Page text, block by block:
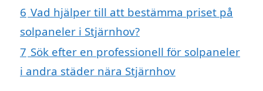
6 Vad hjälper till att bestämma priset på
solpaneler i Stjärnhov?
7 Sök efter en professionell för solpaneler
i andra städer nära Stjärnhov